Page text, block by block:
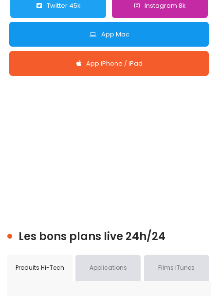
Twitter 45k Instagram 8k
App Mac
App iPhone / iPad
Les bons plans live 24h/24
Produits Hi-Tech Applications Films iTunes